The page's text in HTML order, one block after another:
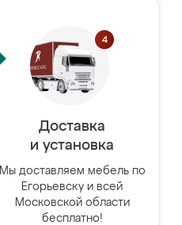
Доставка
и установка
Мы доставляем мебель по
Егорьевску и всей
Московской области
бесплатно!